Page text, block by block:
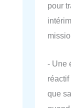
pour
- Une
que